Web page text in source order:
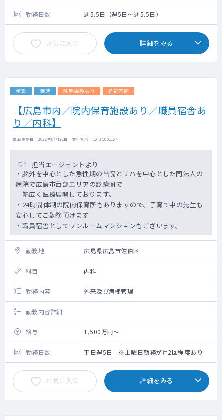
勤務日数 週5.5日（週5日～週5.5日）
お気に入り 詳細をみる
常勤 病院 託児施設あり 経験不問
【広島市内／院内保育施設あり／職員宿舎あ
り／内科】
掲載更新日 : 2026年07月31日 案件番号 : 19-JC001157
担当エージェントより
・脳外を中心とした急性期の当院とリハを中心とした同法人の
病院で広島市西部エリアの診療圏で
幅広く医療展開しております。
・24時間体制の院内保育所もありますので、子育て中の先生も
安心してご勤務頂けます
・職員宿舎としてワンルームマンションもございます。
勤務地 広島県広島市佐伯区
科目 内科
勤務内容 外来及び病棟管理
勤務内容詳細
給与 1,500万円～
勤務日数 平日週5日 ※土曜日勤務が月2回程度あり
お気に入り 詳細をみる